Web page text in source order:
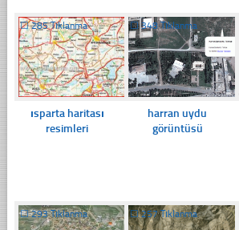
☐285 Tıklanma
ısparta haritası
resimleri
☐348 Tıklanma
harran uydu
görüntüsü
☐293 Tıklanma ☐257 Tıklanma